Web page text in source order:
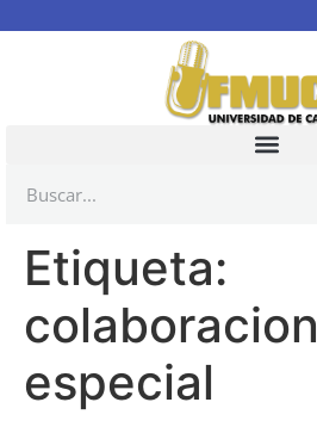
Etiqueta:
colaboracion
especial